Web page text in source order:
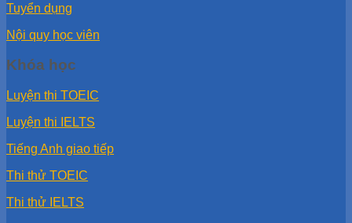
Tuyển dụng
Nội quy học viên
Khóa học
Luyện thi TOEIC
Luyện thi IELTS
Tiếng Anh giao tiếp
Thi thử TOEIC
Thi thử IELTS